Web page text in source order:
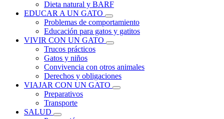
Dieta natural y BARF
EDUCAR A UN GATO
Problemas de comportamiento
Educación para gatos y gatitos
VIVIR CON UN GATO
Trucos prácticos
Gatos y niños
Convivencia con otros animales
Derechos y obligaciones
VIAJAR CON UN GATO
Preparativos
Transporte
SALUD